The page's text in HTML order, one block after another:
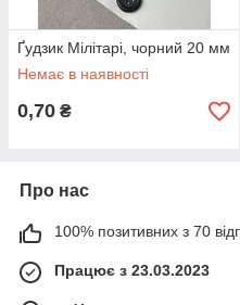
Ґудзик Мілітарі, чорний 20 мм
Немає в наявності
0,70 ₴
Про нас
100% позитивних з 70
Працює з 23.03.2023